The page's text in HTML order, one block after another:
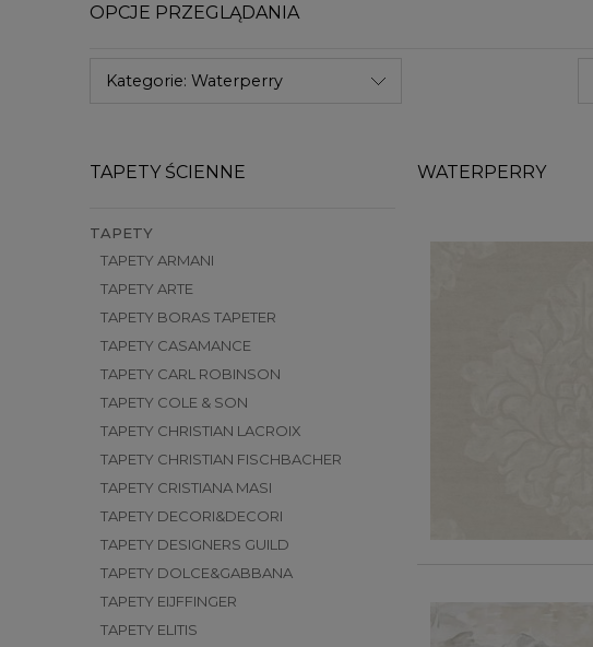
OPCJE PRZEGLĄDANIA
Kategorie: Waterperry
TAPETY ŚCIENNE
TAPETY
TAPETY ARMANI
TAPETY ARTE
TAPETY BORAS TAPETER
TAPETY CASAMANCE
TAPETY CARL ROBINSON
TAPETY COLE & SON
TAPETY CHRISTIAN LACROIX
TAPETY CHRISTIAN FISCHBACHER
TAPETY CRISTIANA MASI
TAPETY DECORI&DECORI
TAPETY DESIGNERS GUILD
TAPETY DOLCE&GABBANA
TAPETY EIJFFINGER
TAPETY ELITIS
WATERPERRY